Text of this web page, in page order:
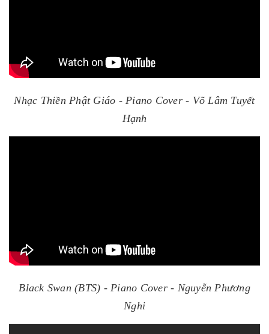
Nhạc Thiền Phật Giáo - Piano Cover - Võ Lâm Tuyết
Hạnh
Black Swan (BTS) - Piano Cover - Nguyễn Phương
Nghi